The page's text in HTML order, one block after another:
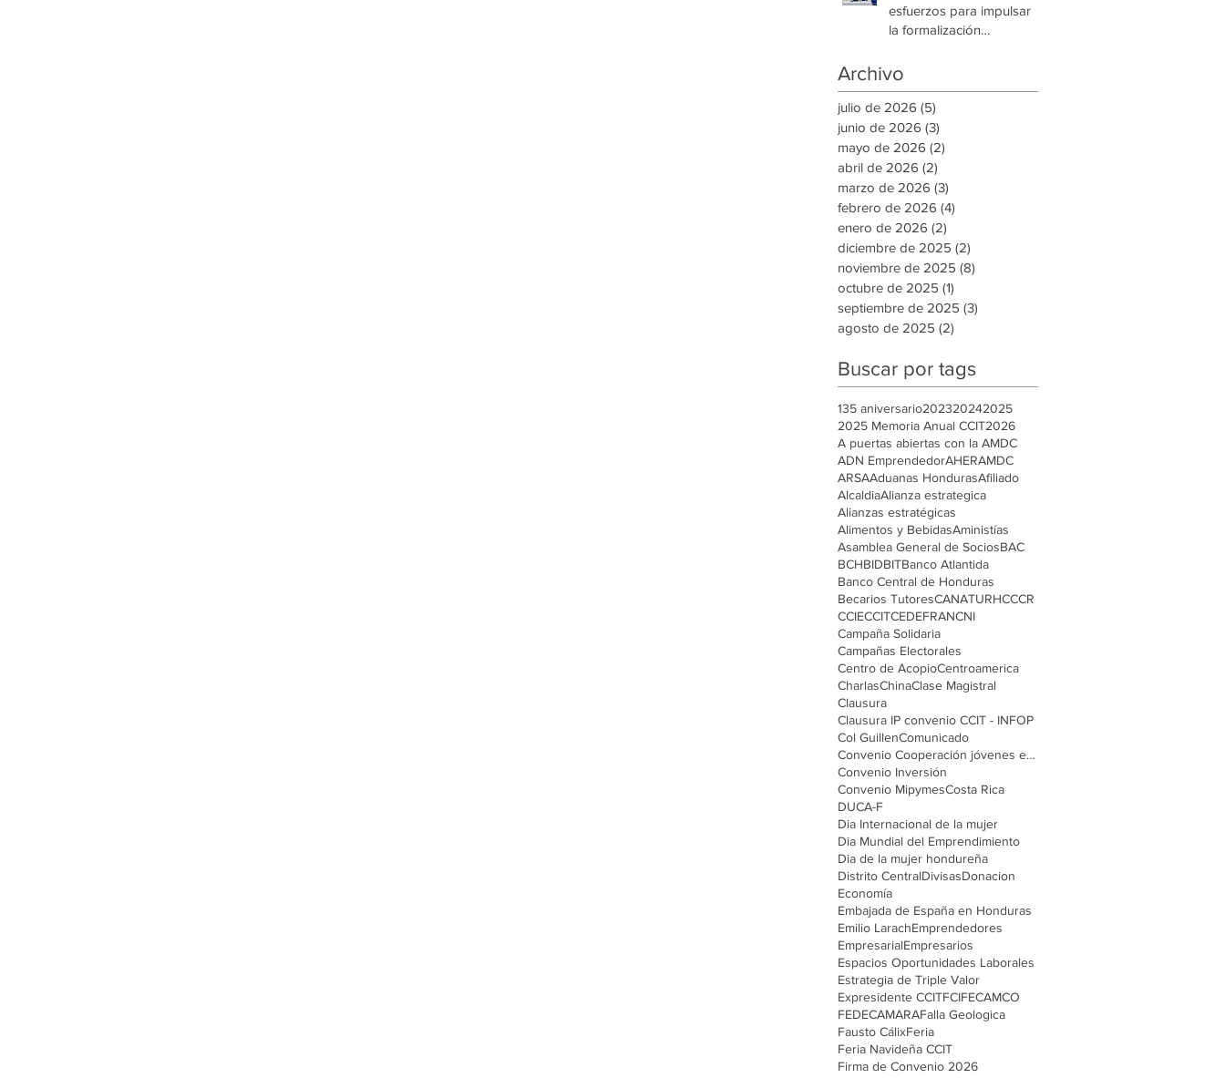
esfuerzos para impulsar
la formalización
nuevas oportunidades de
Archivo
julio de 2026 (5)
junio de 2026 (3)
mayo de 2026 (2)
abril de 2026 (2)
marzo de 2026 (3)
febrero de 2026 (4)
enero de 2026 (2)
diciembre de 2025 (2)
noviembre de 2025 (8)
octubre de 2025 (1)
septiembre de 2025 (3)
agosto de 2025 (2)
Buscar por tags
135 aniversario202320242025
2025 Memoria Anual CCIT2026
A puertas abiertas con la AMDC
ADN EmprendedorAHERAMDC
ARSAAduanas HondurasAfiliado
AlcaldiaAlianza estrategica
Alianzas estratégicas
Alimentos y BebidasAministías
Asamblea General de SociosBAC
BCHBIDBITBanco Atlantida
Banco Central de Honduras
Becarios TutoresCANATURHCCCR
CCIECCITCEDEFRANCNI
Campaña Solidaria
Campañas Electorales
Centro de AcopioCentroamerica
CharlasChinaClase Magistral
Clausura
Clausura IP convenio CCIT - INFOP
Col GuillenComunicado
Convenio Cooperación jóvenes emprendedores
Convenio Inversión
Convenio MipymesCosta Rica
DUCA-F
Dia Internacional de la mujer
Dia Mundial del Emprendimiento
Dia de la mujer hondureña
Distrito CentralDivisasDonacion
Economía
Embajada de España en Honduras
Emilio LarachEmprendedores
EmpresarialEmpresarios
Espacios Oportunidades Laborales
Estrategia de Triple Valor
Expresidente CCITFCIFECAMCO
FEDECAMARAFalla Geologica
Fausto CálixFeria
Feria Navideña CCIT
Firma de Convenio 2026